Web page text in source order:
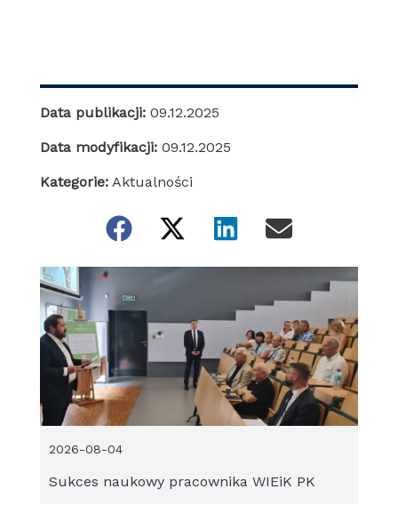
Data publikacji: 09.12.2025
Data modyfikacji: 09.12.2025
Kategorie: Aktualności
Sukces naukowy pracownika WIEiK PK
2026-08-04